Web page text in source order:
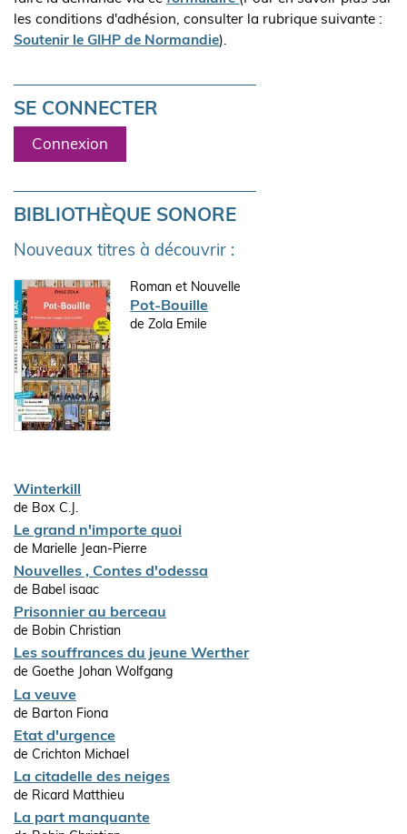
les conditions d'adhésion, consulter la rubrique suivante :
Soutenir le GIHP de Normandie).
SE CONNECTER
Connexion
BIBLIOTHÈQUE SONORE
Nouveaux titres à découvrir :
Roman et Nouvelle
Pot-Bouille
de Zola Emile
Winterkill
de Box C.J.
Le grand n'importe quoi
de Marielle Jean-Pierre
Nouvelles , Contes d'odessa
de Babel isaac
Prisonnier au berceau
de Bobin Christian
Les souffrances du jeune Werther
de Goethe Johan Wolfgang
La veuve
de Barton Fiona
Etat d'urgence
de Crichton Michael
La citadelle des neiges
de Ricard Matthieu
La part manquante